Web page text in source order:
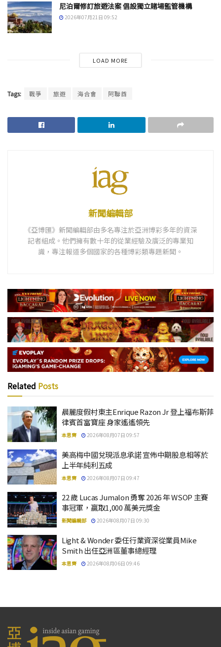
尼泊爾修訂旅遊法案 倡設獨立賭場監管機構
2026年07月21日 09:52
LOAD MORE
Tags: 戰爭 旅遊 海合會 阿聯酋
新聞編輯部
《亞博匯》新聞編輯部由多名專注於亞洲博彩多年的資深
記者組成。他們擁有數十年的從業經驗及廣泛的專業知
識，專注報道多個國家的各種博彩類專題新聞。
Related Posts
晨麗度假村東主Enrique Razon Jr 登上福布斯菲
律賓首富寶座 身家遙遙領先
本思齊 2026年08月07日 09:57
美高梅中國兌現派息承諾 宣佈中期股息相等於
上半年純利五成
本思齊 2026年08月07日 09:47
22 歲 Lucas Jumalon 勇奪 2026 年 WSOP 主賽
事冠軍，贏取1,000 萬美元獎金
新聞編輯部 2026年08月07日 09:30
Light & Wonder 委任行業資深從業員Mike
Smith 出任亞洲區董事總經理
本思齊 2026年08月06日 09:46